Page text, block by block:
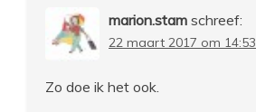
marion.stam schreef:
22 maart 2017 om 14:53
Zo doe ik het ook.